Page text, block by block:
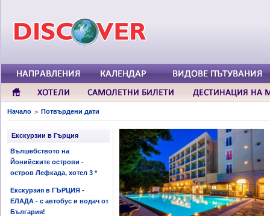
Начало > Потвърдени дати
Екскурзии в Гърция
Вълшебството на
Йонийските острови -
остров Лефкада, хотел 3 *
Екскурзия в ГЪРЦИЯ -
ЕЛАДА - с автобус и водач от
България!